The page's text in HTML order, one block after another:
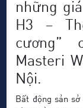
những
H3 –
cương”
Masteri
Nội.
Bất động sản